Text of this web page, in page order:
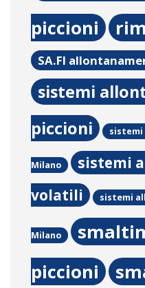
piccioni
SA.FI
sistemi
piccioni
sistemi
Milano
sistemi
volatili
sistemi
Milano
piccioni